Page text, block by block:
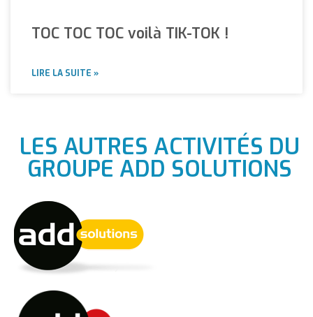
TOC TOC TOC voilà TIK-TOK !
LIRE LA SUITE »
LES AUTRES ACTIVITÉS DU
GROUPE ADD SOLUTIONS